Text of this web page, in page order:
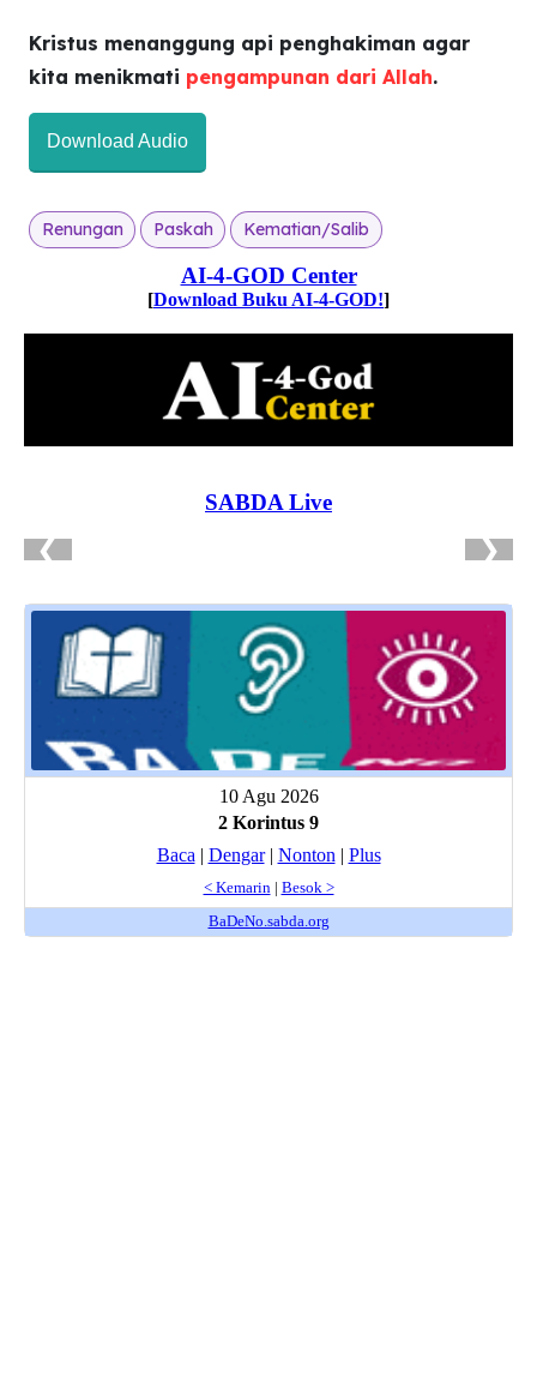
Kristus menanggung api penghakiman agar
kita menikmati pengampunan dari Allah.
Download Audio
Renungan Paskah Kematian/Salib